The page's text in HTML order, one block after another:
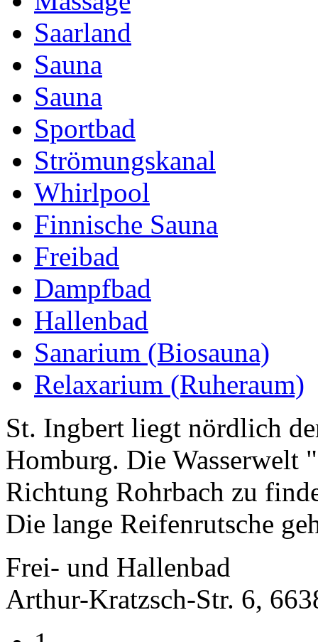
Saarland
Sauna
Sauna
Sportbad
Strömungskanal
Whirlpool
Finnische Sauna
Freibad
Dampfbad
Hallenbad
Sanarium (Biosauna)
Relaxarium (Ruheraum)
St. Ingbert liegt nördlich
Homburg. Die Wasserwelt
Richtung Rohrbach zu
Die lange Reifenrutsche
Frei- und Hallenbad
Arthur-Kratzsch-Str. 6,